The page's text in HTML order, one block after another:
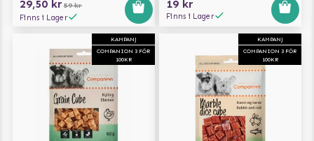
29,50 kr 59 kr
Finns i Lager
19 kr
Finns i Lager
KAMPANJ
COMPANION 3 FÖR
100KR
KAMPANJ
COMPANION 3 FÖR
100KR